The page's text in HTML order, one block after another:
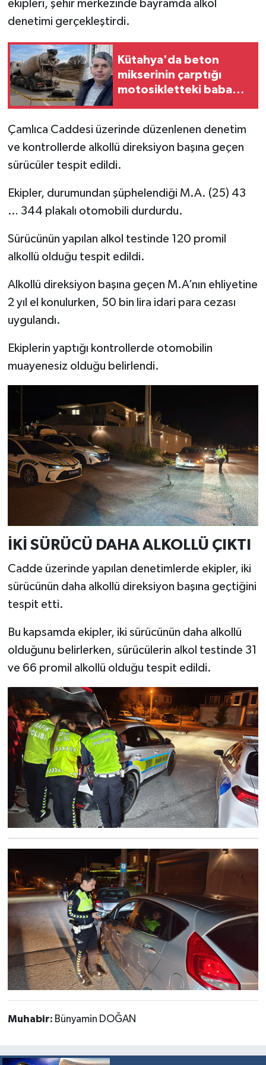
ekipleri, şehir merkezinde bayramda alkol
denetimi gerçekleştirdi.
Kütahya'da beton
mikserinin çarptığı
motosikletteki baba
Çamlıca Caddesi üzerinde düzenlenen denetim
ve kontrollerde alkollü direksiyon başına geçen
sürücüler tespit edildi.
Ekipler, durumundan şüphelendiği M.A. (25) 43
… 344 plakalı otomobili durdurdu.
Sürücünün yapılan alkol testinde 120 promil
alkollü olduğu tespit edildi.
Alkollü direksiyon başına geçen M.A’nın ehliyetine
2 yıl el konulurken, 50 bin lira idari para cezası
uygulandı.
Ekiplerin yaptığı kontrollerde otomobilin
muayenesiz olduğu belirlendi.
İKİ SÜRÜCÜ DAHA ALKOLLÜ ÇIKTI
Cadde üzerinde yapılan denetimlerde ekipler, iki
sürücünün daha alkollü direksiyon başına geçtiğini
tespit etti.
Bu kapsamda ekipler, iki sürücünün daha alkollü
olduğunu belirlerken, sürücülerin alkol testinde 31
ve 66 promil alkollü olduğu tespit edildi.
Muhabir: Bünyamin DOĞAN
İlçeler
Köşe Yazıları
Kültür Sanat
Magazin
Pazarlar
Politika
Rüya Tabirleri
Şaphane
Siyaset
Spor
Tavşanlı
Teknoloji
Türkiye
Video Galeri
Yaşam
Yemek Tarifleri